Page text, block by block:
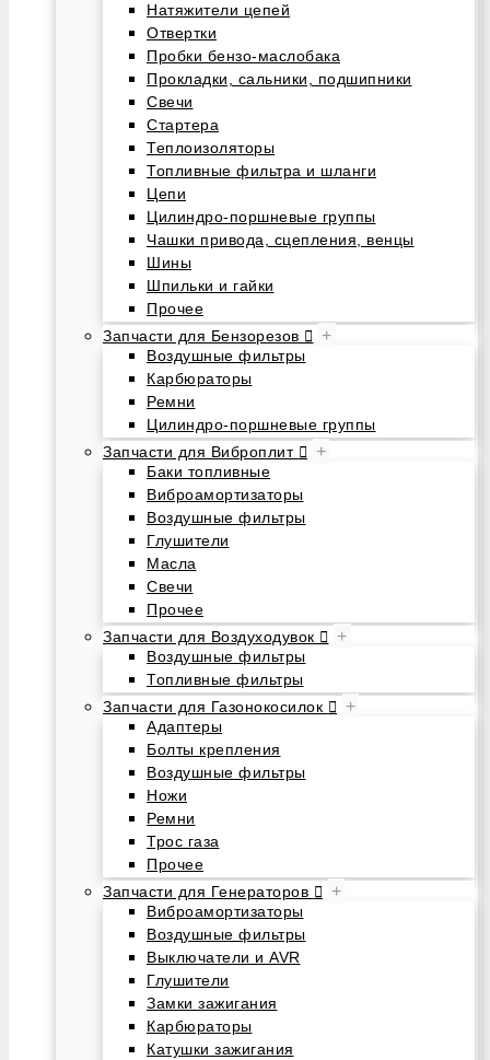
Натяжители цепей
Отвертки
Пробки бензо-маслобака
Прокладки, сальники, подшипники
Свечи
Стартера
Теплоизоляторы
Топливные фильтра и шланги
Цепи
Цилиндро-поршневые группы
Чашки привода, сцепления, венцы
Шины
Шпильки и гайки
Прочее
Запчасти для Бензорезов
+
Воздушные фильтры
Карбюраторы
Ремни
Цилиндро-поршневые группы
Запчасти для Виброплит
+
Баки топливные
Виброамортизаторы
Воздушные фильтры
Глушители
Масла
Свечи
Прочее
Запчасти для Воздуходувок
+
Воздушные фильтры
Топливные фильтры
Запчасти для Газонокосилок
+
Адаптеры
Болты крепления
Воздушные фильтры
Ножи
Ремни
Трос газа
Прочее
Запчасти для Генераторов
+
Виброамортизаторы
Воздушные фильтры
Выключатели и AVR
Глушители
Замки зажигания
Карбюраторы
Катушки зажигания